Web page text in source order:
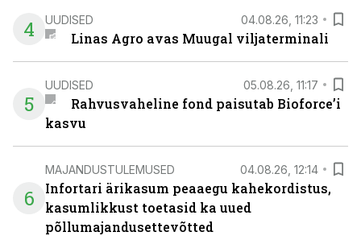
4 UUDISED 04.08.26, 11:23
Linas Agro avas Muugal viljaterminali
5
UUDISED 05.08.26, 11:17
Rahvusvaheline fond paisutab Bioforce’i
kasvu
6
MAJANDUSTULEMUSED 04.08.26, 12:14
Infortari ärikasum peaaegu kahekordistus,
kasumlikkust toetasid ka uued
põllumajandusettevõtted